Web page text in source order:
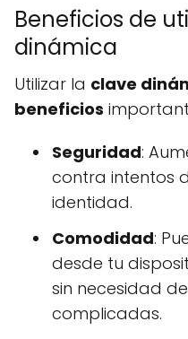
Beneficios de
dinámica
Utilizar la clave
beneficios
Seguridad:
contra intentos
identidad.
Comodidad:
desde tu
sin necesidad
complicadas.